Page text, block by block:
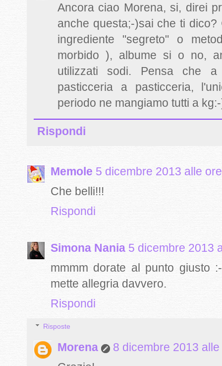
Ancora ciao Morena, si, direi
anche questa;-)sai che ti
ingrediente "segreto" o
morbido ), albume si o no,
utilizzati sodi. Pensa che
pasticceria a pasticceria,
periodo ne mangiamo tutti a
Rispondi
Memole 5 dicembre 2013 alle
Che belli!!!
Rispondi
Simona Nania 5 dicembre 2013
mmmm dorate al punto giusto
mette allegria davvero.
Rispondi
Risposte
Morena
8 dicembre 2013